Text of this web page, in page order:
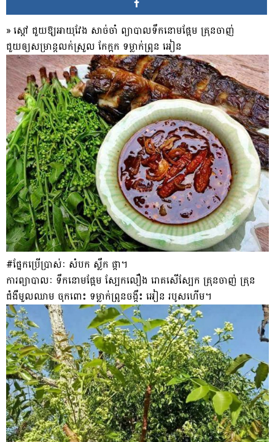
» ស្តៅ ជួយឱ្យអាយុវែង សាច់ចាំ ព្យាបាលទឹកនោមផ្អែម គ្រុនចាញ់
ជួយឲ្យសម្រាន្តលក់ស្រួល កែក្អក ទម្លាក់ព្រូន អៀន
#ផ្នែកប្រើប្រាស់ៈ សំបក ស្លឹក ផ្កា។
ការព្យាបាលៈ ទឹកនោមផ្អែម ស្បែកលឿង រោគសើស្បែក គ្រុនចាញ់ គ្រុន
ជំងឺមួលឈាម ចុកពោះ ទម្លាក់ព្រូនចង្កឹះ អៀន របូសហើម។